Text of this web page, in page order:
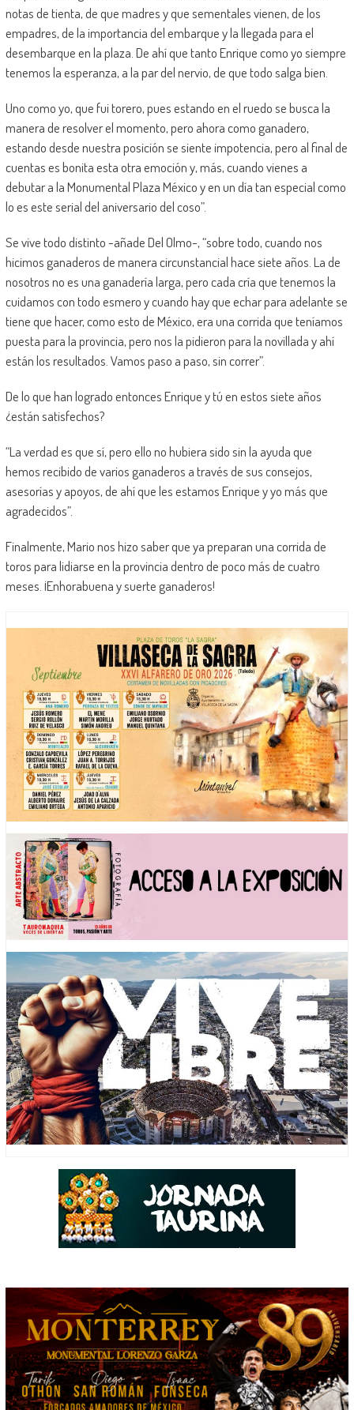
notas de tienta, de que madres y que sementales vienen, de los
empadres, de la importancia del embarque y la llegada para el
desembarque en la plaza. De ahí que tanto Enrique como yo siempre
tenemos la esperanza, a la par del nervio, de que todo salga bien.
Uno como yo, que fui torero, pues estando en el ruedo se busca la
manera de resolver el momento, pero ahora como ganadero,
estando desde nuestra posición se siente impotencia, pero al final de
cuentas es bonita esta otra emoción y, más, cuando vienes a
debutar a la Monumental Plaza México y en un día tan especial como
lo es este serial del aniversario del coso”.
Se vive todo distinto -añade Del Olmo-, “sobre todo, cuando nos
hicimos ganaderos de manera circunstancial hace siete años. La de
nosotros no es una ganadería larga, pero cada cría que tenemos la
cuidamos con todo esmero y cuando hay que echar para adelante se
tiene que hacer, como esto de México, era una corrida que teníamos
puesta para la provincia, pero nos la pidieron para la novillada y ahí
están los resultados. Vamos paso a paso, sin correr”.
De lo que han logrado entonces Enrique y tú en estos siete años
¿están satisfechos?
“La verdad es que sí, pero ello no hubiera sido sin la ayuda que
hemos recibido de varios ganaderos a través de sus consejos,
asesorías y apoyos, de ahí que les estamos Enrique y yo más que
agradecidos”.
Finalmente, Mario nos hizo saber que ya preparan una corrida de
toros para lidiarse en la provincia dentro de poco más de cuatro
meses. ¡Enhorabuena y suerte ganaderos!